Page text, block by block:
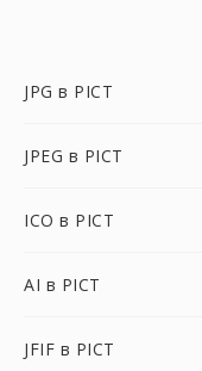
JPG в PICT
JPEG в PICT
ICO в PICT
AI в PICT
JFIF в PICT